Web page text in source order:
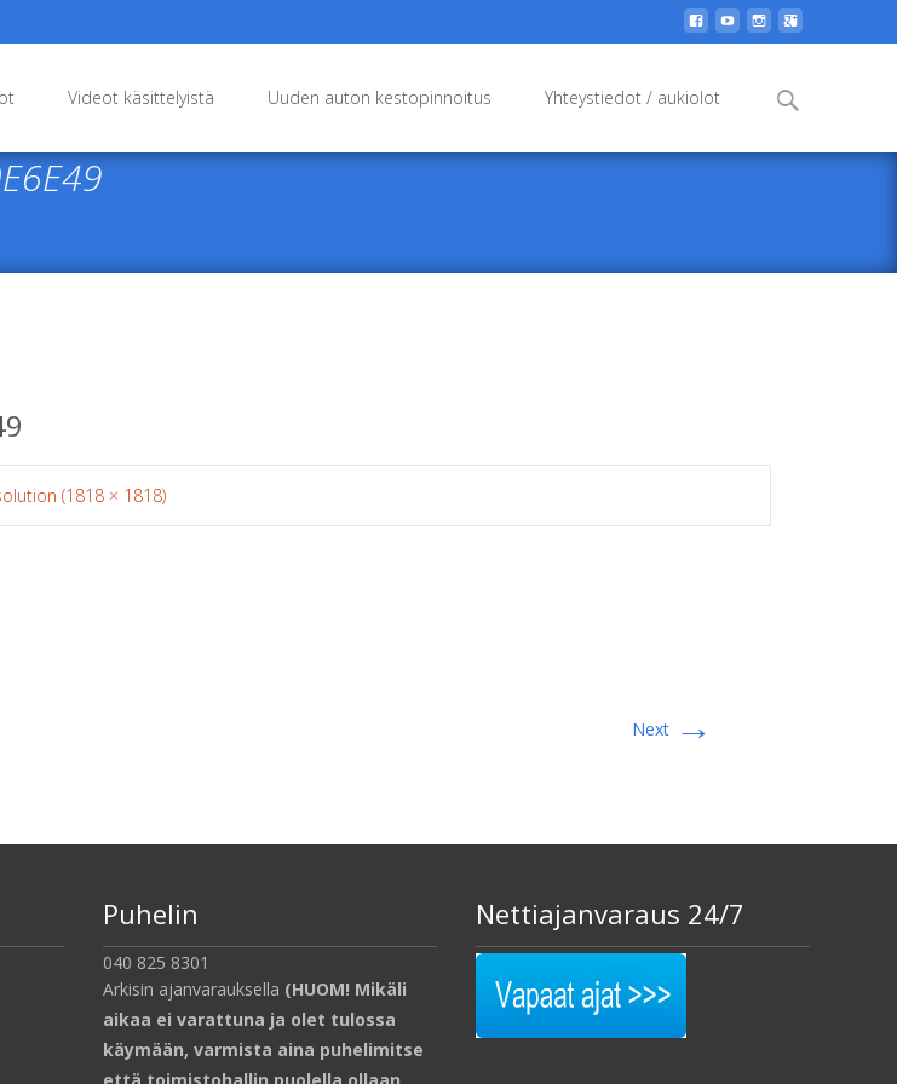
Videot käsittelyistä Uuden auton kestopinnoitus Yhteystiedot / aukiolot
Search
(1818 × 1818)
Next →
Puhelin
040 825 8301
Nettiajanvaraus 24/7
Arkisin ajanvarauksella (HUOM! Mikäli
aikaa ei varattuna ja olet tulossa
käymään, varmista aina puhelimitse